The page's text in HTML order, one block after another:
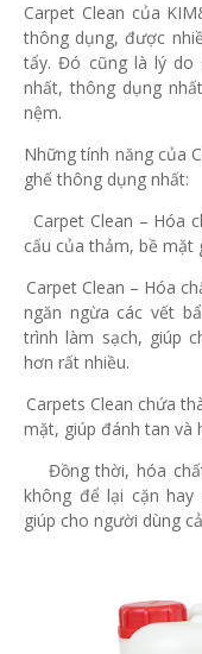
Carpet Clean của
thông dụng, được
tẩy. Đó cũng là lý do
nhất, thông dụng
nệm.
Những tính năng của
ghế thông dụng nhất:
Carpet Clean – Hóa
cấu của thảm, bề mặt
Carpet Clean – Hóa
ngăn ngừa các vết
trình làm sạch, giúp
hơn rất nhiều.
Carpets Clean chứa
mặt, giúp đánh tan và
Đồng thời, hóa
không để lại cặn hay
giúp cho người dùng